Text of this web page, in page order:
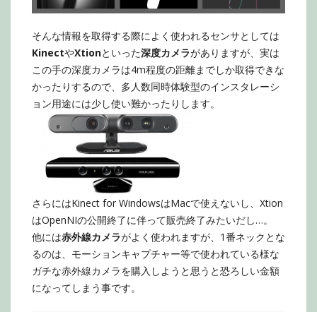
そんな情報を取得する際によく使われるセンサとしては
KinectやXtionといった深度カメラがありますが、実は
この手の深度カメラは4m程度の距離までしか取得できな
かったりするので、多人数同時体験型のインスタレーシ
ョン用途には少し使い難かったりします。
さらにはKinect for WindowsはMacで使えないし、Xtion
はOpenNIの公開終了に伴って販売終了みたいだし…。
他には赤外線カメラがよく使われますが、1番ネックとな
るのは、モーションキャプチャー等で使われている様な
ガチな赤外線カメラを購入しようと思うと恐ろしい金額
になってしまう事です。